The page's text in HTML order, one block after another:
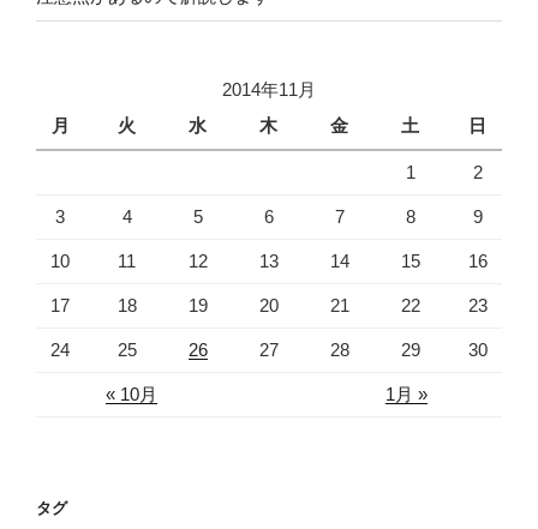
2014年11月
月
火 水 木 金 土 日
« 10月 1月 »
1 2
3 4 5 6 7 8 9
10 11 12 13 14 15 16
17 18 19 20 21 22 23
24 25 26 27 28 29 30
タグ